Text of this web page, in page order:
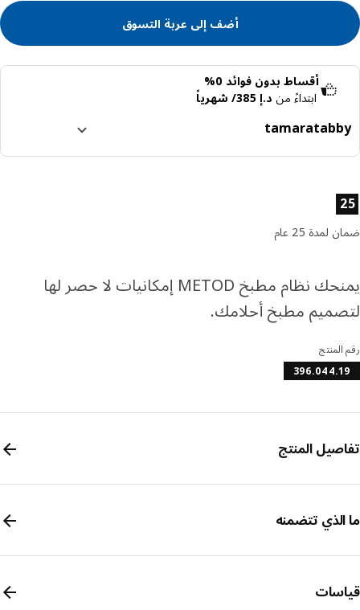
أضف إلى عربة التسوق
أقساط بدون فوائد 0%
ابتداءً مند.إ 385/ شهرياً
tamara
المزيد عن تمارا
المنتج
25 عام
يمنحك نظام مطبخ METOD إمكانيات لا حصر لها
مطبخ أحلامك.
المنتج
تتضمنه